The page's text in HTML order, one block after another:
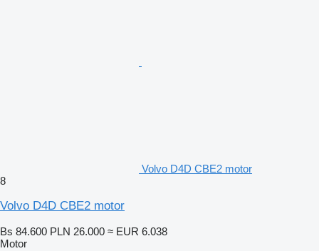
Volvo D4D CBE2 motor
8
Volvo D4D CBE2 motor
Bs 84.600 PLN 26.000 ≈ EUR 6.038
Motor